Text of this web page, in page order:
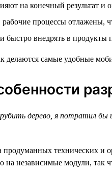
на конечный результат
процессы отлажены,
быстро внедрять в
дерево, я потратил бы
продуманных
на независимые модули, так